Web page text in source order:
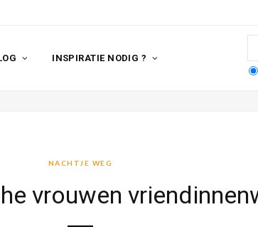
INSPIRATIE NODIG ?
NACHTJE WEG
vrouwen